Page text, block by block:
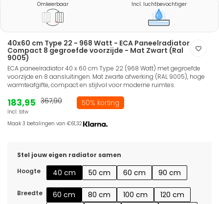
Omkeerbaar Incl. luchtbevochtiger
40x60 cm Type 22 - 968 Watt - ECA Paneelradiator
Compact 8 gegroefde voorzijde - Mat Zwart (Ral
9005)
ECA paneelradiator 40 x 60 cm Type 22 (968 Watt) met gegroefde
voorzijde en 8 aansluitingen. Mat zwarte afwerking (RAL 9005), hoge
warmteafgifte, compact en stijlvol voor moderne ruimtes.
183,95
Incl. btw
367,90 50% korting
Maak 3 betalingen van €61,32.
Stel jouw eigen radiator samen
Hoogte
40 cm 50 cm 60 cm 90 cm
Breedte 60 cm 80 cm 100 cm
120 cm